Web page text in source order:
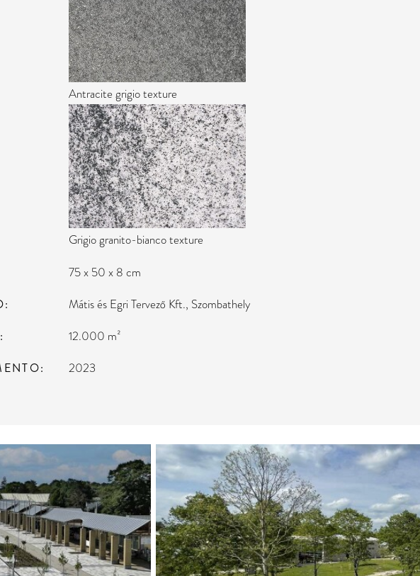
Antracite grigio texture
Grigio granito-bianco texture
75 x 50 x 8 cm
Mátis és Egri Tervező Kft., Szombathely
12.000 m²
2023